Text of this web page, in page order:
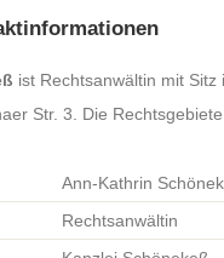
ist Rechtsanwältin mit
Str. 3. Die
Ann-Kathrin
Rechtsanwältin